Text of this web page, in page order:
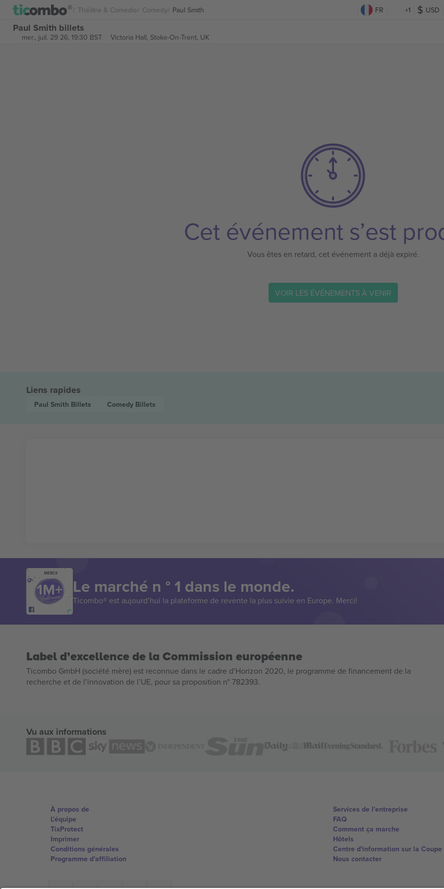
Théâtre & Comédie Comedy Paul Smith FR +1 USD
Paul Smith billets
mer., juil. 29 26, 19:30 BST Victoria Hall, Stoke-On-Trent, UK
Cet événement s’est
Vous êtes en retard, cet événement a déjà expiré.
VOIR LES ÉVÉNEMENTS À VENIR
Liens rapides
Paul Smith Billets Comedy Billets
MERCI!
Le marché n ° 1 dans le monde.
Ticombo® est aujourd’hui la plateforme de revente la plus suivie en Europe. Merci!
Label d’excellence de la Commission européenne
Ticombo GmbH (société mère) est reconnue dans le cadre d’Horizon 2020, le programme de financement de la
recherche et de l’innovation de l’UE, pour sa proposition n° 782393.
Vu aux informations
À propos de
L'équipe
TixProtect
Imprimer
Conditions générales
Programme d'affiliation
Services de l'entreprise
FAQ
Comment ça marche
Hôtels
Centre d'information sur la Coupe
Nous contacter